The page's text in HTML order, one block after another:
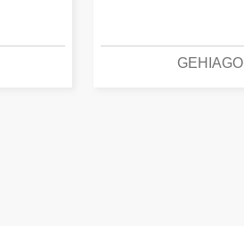
GEHIAGO